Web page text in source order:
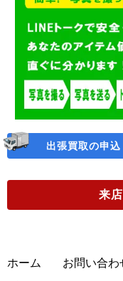
出張買取の申込
来
ホーム お問い合わ